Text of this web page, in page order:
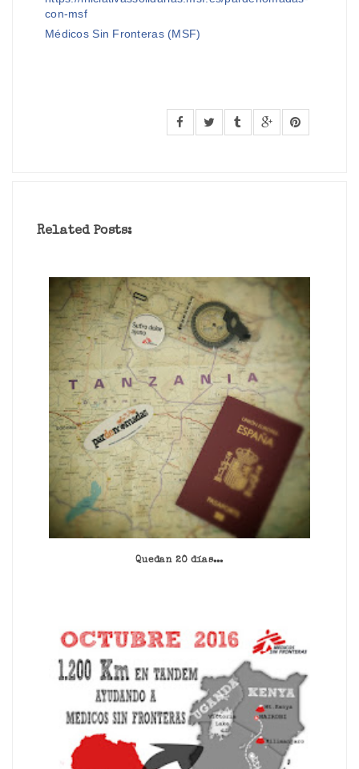
con-msf
Médicos Sin Fronteras (MSF)
Related Posts:
Quedan 20 días...